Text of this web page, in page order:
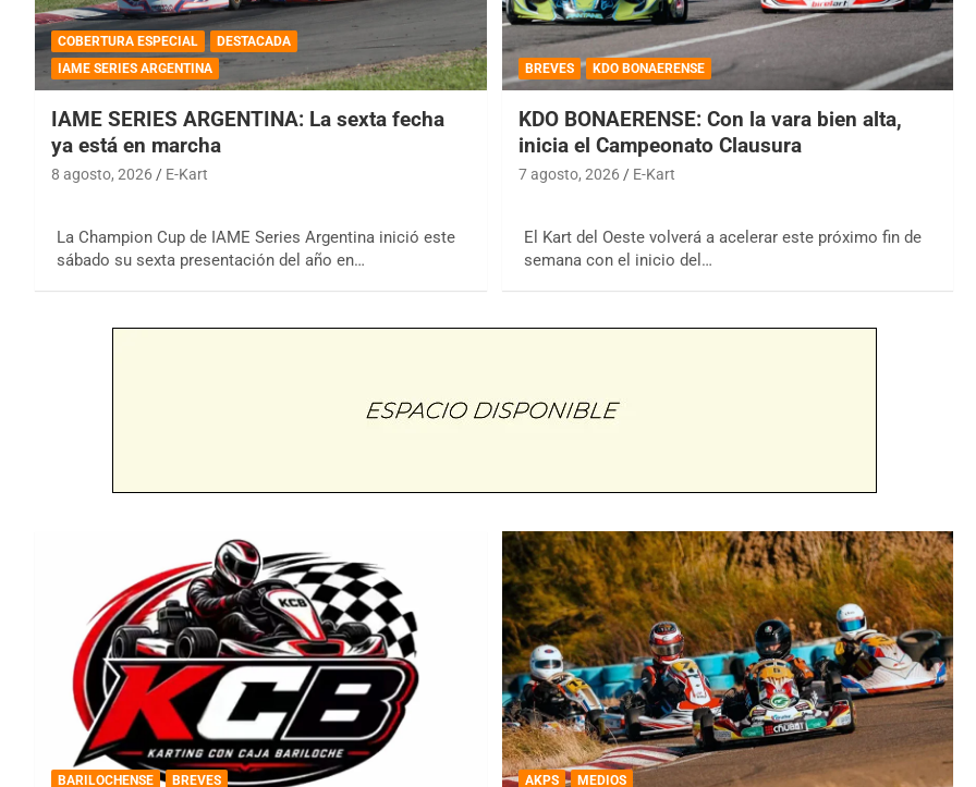
COBERTURA ESPECIAL
DESTACADA
IAME SERIES ARGENTINA
IAME SERIES ARGENTINA: La sexta fecha
ya está en marcha
8 agosto, 2026 E-Kart
La Champion Cup de IAME Series Argentina inició este
sábado su sexta presentación del año en…
BREVES KDO BONAERENSE
KDO BONAERENSE: Con la vara bien alta,
inicia el Campeonato Clausura
7 agosto, 2026 E-Kart
El Kart del Oeste volverá a acelerar este próximo fin de
semana con el inicio del…
BARILOCHENSE BREVES AKPS MEDIOS